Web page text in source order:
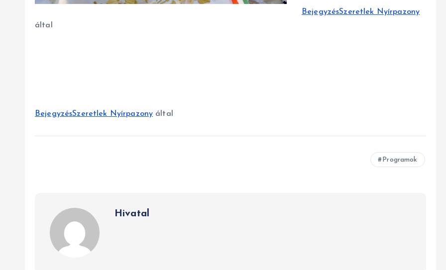
BejegyzésSzeretlek Nyírpazony
által
BejegyzésSzeretlek Nyírpazony által
Programok
Hivatal